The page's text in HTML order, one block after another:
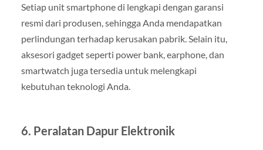
Setiap unit smartphone di lengkapi dengan garansi
resmi dari produsen, sehingga Anda mendapatkan
perlindungan terhadap kerusakan pabrik. Selain itu,
aksesori gadget seperti power bank, earphone, dan
smartwatch juga tersedia untuk melengkapi
kebutuhan teknologi Anda.
6. Peralatan Dapur Elektronik